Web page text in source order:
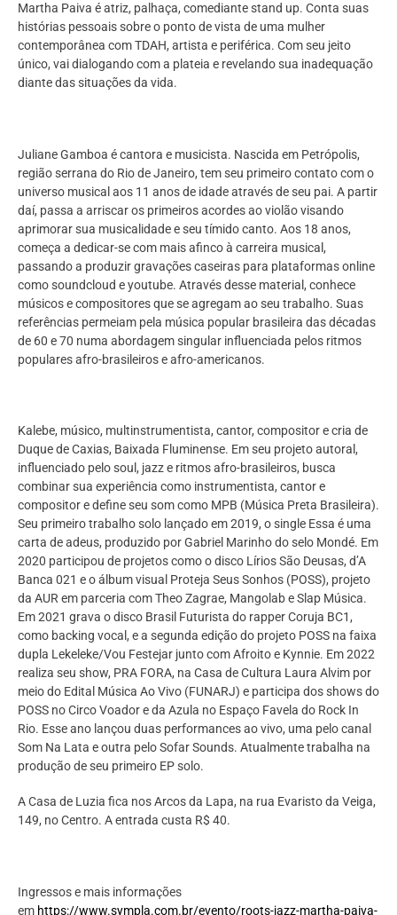
Martha Paiva é atriz, palhaça, comediante stand up. Conta suas
histórias pessoais sobre o ponto de vista de uma mulher
contemporânea com TDAH, artista e periférica. Com seu jeito
único, vai dialogando com a plateia e revelando sua inadequação
diante das situações da vida.
Juliane Gamboa é cantora e musicista. Nascida em Petrópolis,
região serrana do Rio de Janeiro, tem seu primeiro contato com o
universo musical aos 11 anos de idade através de seu pai. A partir
daí, passa a arriscar os primeiros acordes ao violão visando
aprimorar sua musicalidade e seu tímido canto. Aos 18 anos,
começa a dedicar-se com mais afinco à carreira musical,
passando a produzir gravações caseiras para plataformas online
como soundcloud e youtube. Através desse material, conhece
músicos e compositores que se agregam ao seu trabalho. Suas
referências permeiam pela música popular brasileira das décadas
de 60 e 70 numa abordagem singular influenciada pelos ritmos
populares afro-brasileiros e afro-americanos.
Kalebe, músico, multinstrumentista, cantor, compositor e cria de
Duque de Caxias, Baixada Fluminense. Em seu projeto autoral,
influenciado pelo soul, jazz e ritmos afro-brasileiros, busca
combinar sua experiência como instrumentista, cantor e
compositor e define seu som como MPB (Música Preta Brasileira).
Seu primeiro trabalho solo lançado em 2019, o single Essa é uma
carta de adeus, produzido por Gabriel Marinho do selo Mondé. Em
2020 participou de projetos como o disco Lírios São Deusas, d’A
Banca 021 e o álbum visual Proteja Seus Sonhos (POSS), projeto
da AUR em parceria com Theo Zagrae, Mangolab e Slap Música.
Em 2021 grava o disco Brasil Futurista do rapper Coruja BC1,
como backing vocal, e a segunda edição do projeto POSS na faixa
dupla Lekeleke/Vou Festejar junto com Afroito e Kynnie. Em 2022
realiza seu show, PRA FORA, na Casa de Cultura Laura Alvim por
meio do Edital Música Ao Vivo (FUNARJ) e participa dos shows do
POSS no Circo Voador e da Azula no Espaço Favela do Rock In
Rio. Esse ano lançou duas performances ao vivo, uma pelo canal
Som Na Lata e outra pelo Sofar Sounds. Atualmente trabalha na
produção de seu primeiro EP solo.
A Casa de Luzia fica nos Arcos da Lapa, na rua Evaristo da Veiga,
149, no Centro. A entrada custa R$ 40.
Ingressos e mais informações
em https://www.sympla.com.br/evento/roots-jazz-martha-paiva-